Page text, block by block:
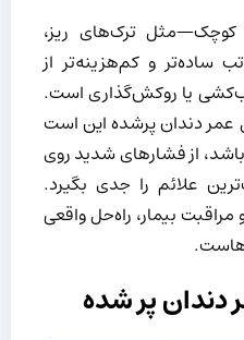
ترک‌های ریز،
ساده‌تر و کم‌هزینه‌تر از
یا روکش‌گذاری است.
عمر دندان پرشده این است
از فشارهای شدید روی
علائم را جدی بگیرد.
بیمار، راه‌حل واقعی
دندان پر شده